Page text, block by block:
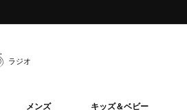
ラジオ
メンズ キッズ＆ベビー